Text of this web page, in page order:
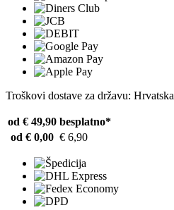
Troškovi dostave za državu: Hrvatska
od € 49,90 besplatno*
od € 0,00 € 6,90